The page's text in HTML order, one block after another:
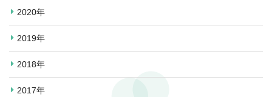
2020年
2019年
2018年
2017年